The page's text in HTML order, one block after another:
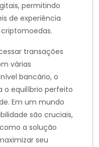
permitindo
de experiência
transações
várias
bancário, o
o equilíbrio perfeito
Em um mundo
são cruciais,
a solução
seu